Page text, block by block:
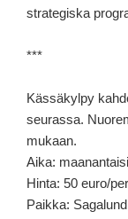
strategiska
***
Kässäkylpy
seurassa.
mukaan.
Aika:
Hinta: 50 euro/
Paikka: